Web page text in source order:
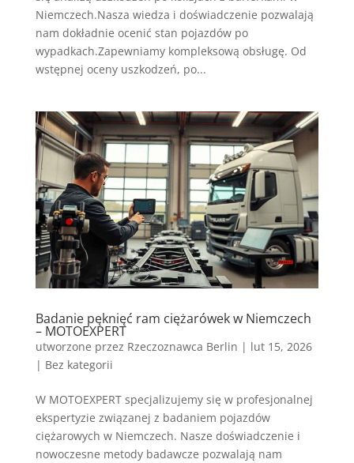
Niemczech.Nasza wiedza i doświadczenie pozwalają
nam dokładnie ocenić stan pojazdów po
wypadkach.Zapewniamy kompleksową obsługę. Od
wstępnej oceny uszkodzeń, po...
Badanie pęknięć ram ciężarówek w Niemczech
– MOTOEXPERT
utworzone przez Rzeczoznawca Berlin | lut 15, 2026
| Bez kategorii
W MOTOEXPERT specjalizujemy się w profesjonalnej
ekspertyzie związanej z badaniem pojazdów
ciężarowych w Niemczech. Nasze doświadczenie i
nowoczesne metody badawcze pozwalają nam